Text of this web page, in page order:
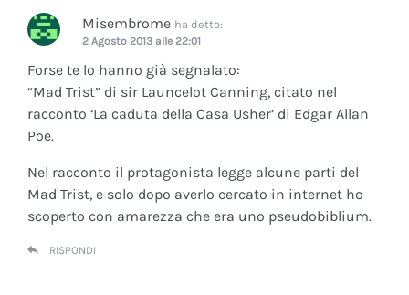
Misembrome ha detto:
2 Agosto 2013 alle 22:01
Forse te lo hanno già segnalato:
“Mad Trist” di sir Launcelot Canning, citato nel
racconto ‘La caduta della Casa Usher’ di Edgar Allan
Poe.
Nel racconto il protagonista legge alcune parti del
Mad Trist, e solo dopo averlo cercato in internet ho
scoperto con amarezza che era uno pseudobiblium.
RISPONDI